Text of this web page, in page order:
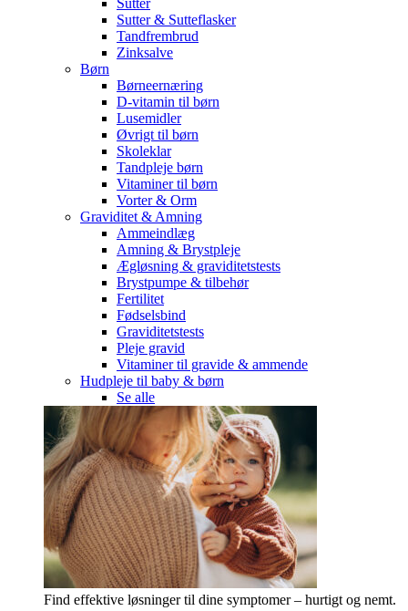
Sutter
Sutter & Sutteflasker
Tandfrembrud
Zinksalve
Børn
Børneernæring
D-vitamin til børn
Lusemidler
Øvrigt til børn
Skoleklar
Tandpleje børn
Vitaminer til børn
Vorter & Orm
Graviditet & Amning
Ammeindlæg
Amning & Brystpleje
Ægløsning & graviditetstests
Brystpumpe & tilbehør
Fertilitet
Fødselsbind
Graviditetstests
Pleje gravid
Vitaminer til gravide & ammende
Hudpleje til baby & børn
Se alle
Find effektive løsninger til dine symptomer – hurtigt og nemt.